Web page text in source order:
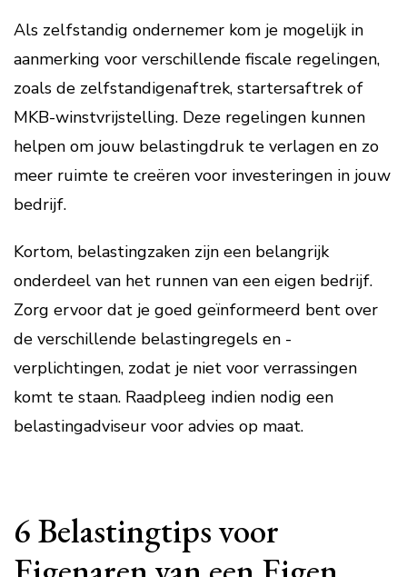
Als zelfstandig ondernemer kom je mogelijk in
aanmerking voor verschillende fiscale regelingen,
zoals de zelfstandigenaftrek, startersaftrek of
MKB-winstvrijstelling. Deze regelingen kunnen
helpen om jouw belastingdruk te verlagen en zo
meer ruimte te creëren voor investeringen in jouw
bedrijf.
Kortom, belastingzaken zijn een belangrijk
onderdeel van het runnen van een eigen bedrijf.
Zorg ervoor dat je goed geïnformeerd bent over
de verschillende belastingregels en -
verplichtingen, zodat je niet voor verrassingen
komt te staan. Raadpleeg indien nodig een
belastingadviseur voor advies op maat.
6 Belastingtips voor